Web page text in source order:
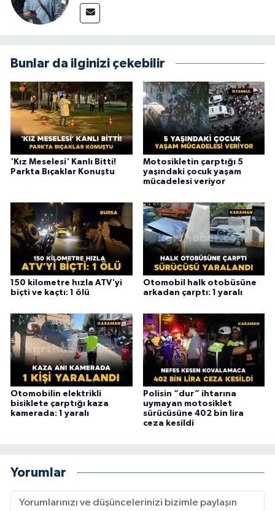
Bunlar da ilginizi çekebilir
'Kız Meselesi' Kanlı Bitti!
Parkta Bıçaklar Konuştu
Motosikletin çarptığı 5
yaşındaki çocuk yaşam
mücadelesi veriyor
150 kilometre hızla ATV'yi
biçti ve kaçtı: 1 ölü
Otomobil halk otobüsüne
arkadan çarptı: 1 yaralı
Otomobilin elektrikli
bisiklete çarptığı kaza
kamerada: 1 yaralı
Polisin “dur” ihtarına
uymayan motosiklet
sürücüsüne 402 bin lira
ceza kesildi
Yorumlar